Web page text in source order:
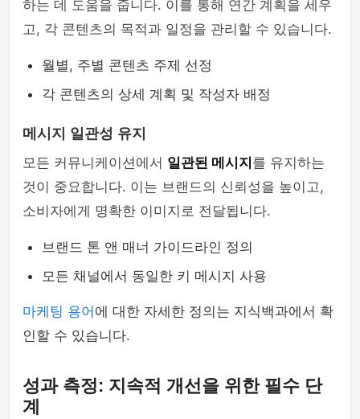
하는 데 도움을 줍니다. 이를 통해 연간 계획을 세우
고, 각 콘텐츠의 목적과 일정을 관리할 수 있습니다.
월별, 주별 콘텐츠 주제 선정
각 콘텐츠의 상세 계획 및 작성자 배정
메시지 일관성 유지
모든 커뮤니케이션에서 일관된 메시지 를 유지하는
것이 중요합니다. 이는 브랜드의 신뢰성을 높이고,
소비자에게 명확한 이미지로 전달됩니다.
브랜드 톤 앤 매너 가이드라인 정의
모든 채널에서 동일한 키 메시지 사용
마케팅 용어 에 대한 자세한 정의는 지식백과에서 확
인할 수 있습니다.
성과 측정: 지속적 개선을 위한 필수 단
계